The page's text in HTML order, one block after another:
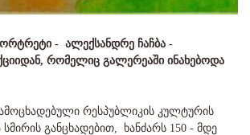
- ალექსანდრე ჩაჩბა -
რომელიც გალერეაში ინახებოდა
რესპუბლიკის კულტურის
განცხადებით, ხანძარს 150 - მდე